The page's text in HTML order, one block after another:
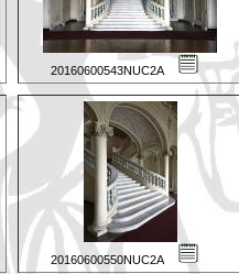
20160600543NUC2A
20160600550NUC2A